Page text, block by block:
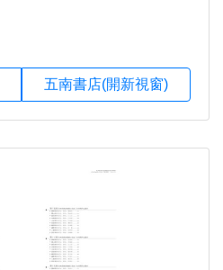
五南書店(開新視窗)